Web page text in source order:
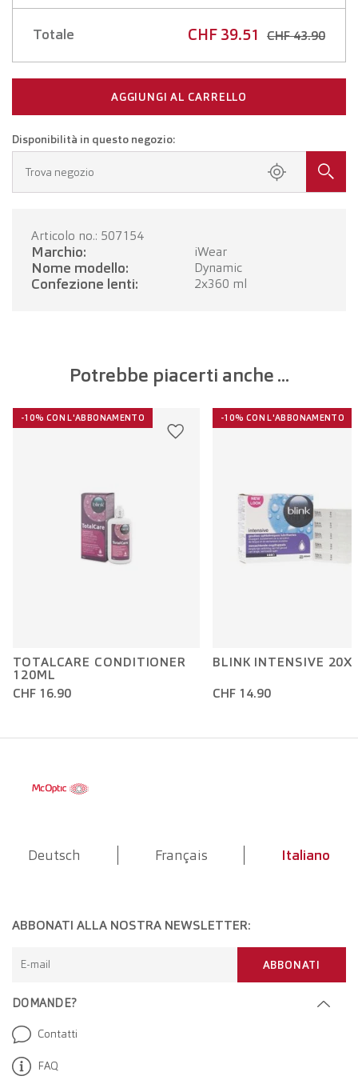
Totale CHF 39.51 CHF 43.90
AGGIUNGI AL CARRELLO
Disponibilità in questo negozio:
Trova negozio
Articolo no.: 507154
Marchio: iWear
Nome modello: Dynamic
Confezione lenti: 2x360 ml
Potrebbe piacerti anche ...
-10% CON L'ABBONAMENTO
TOTALCARE CONDITIONER
120ML
CHF 16.90
-10% CON L'ABBONAMENTO
BLINK INTENSIVE
CHF 14.90
Deutsch Français Italiano
DOMANDE?
Contatti
FAQ
ABBONATI ALLA NOSTRA NEWSLETTER:
E-mail ABBONATI